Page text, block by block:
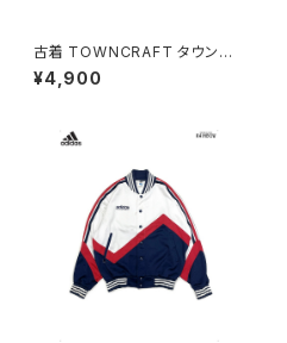
古着 TOWNCRAFT タウンク
ラフト 無地 半袖 ニット 紺 (ttu2
509075)
¥4,900